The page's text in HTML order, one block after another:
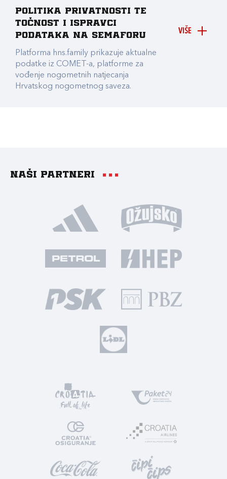
VIŠE
Politika privatnosti te
točnost i ispravci
podataka na Semaforu
Platforma hns.family prikazuje aktualne
podatke iz COMET-a, platforme za
vođenje nogometnih natjecanja
Hrvatskog nogometnog saveza.
Naši partneri